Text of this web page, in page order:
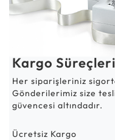
Kargo Süreçleri
Her siparişleriniz
Gönderilerimiz size
güvencesi altındadır.
Ücretsiz Kargo